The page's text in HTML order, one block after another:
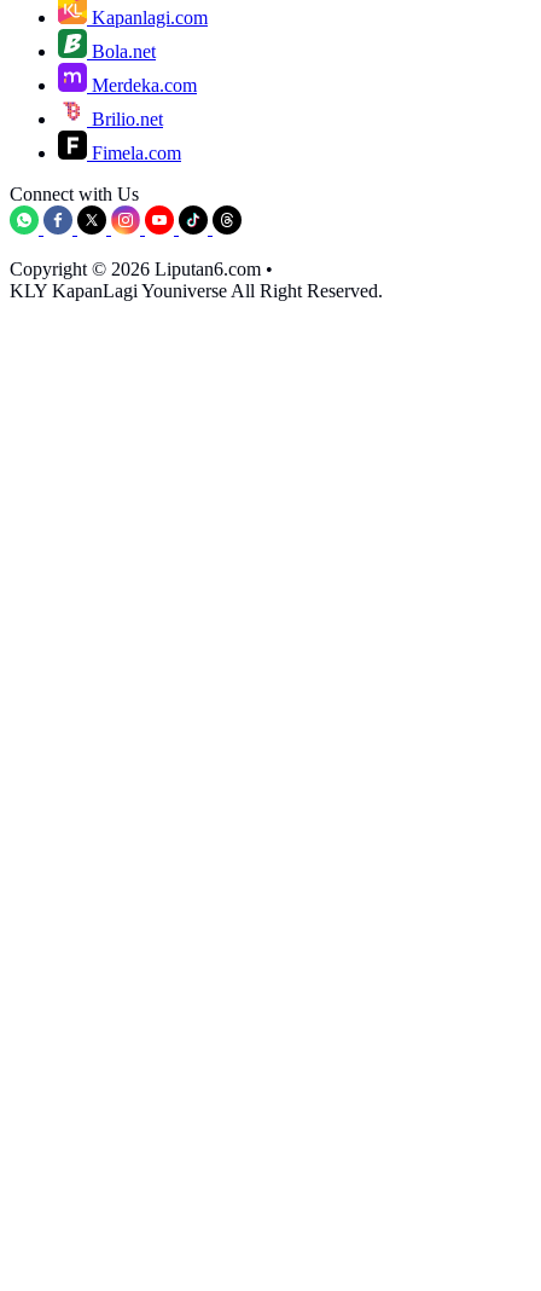
Kapanlagi.com
Bola.net
Merdeka.com
Brilio.net
Fimela.com
Connect with Us
Copyright © 2026 Liputan6.com •
KLY KapanLagi Youniverse All Right Reserved.